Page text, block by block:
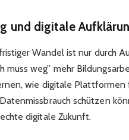
und digitale
Wandel ist nur durch
muss weg” mehr
wie digitale Plattformen
schützen
digitale Zukunft.